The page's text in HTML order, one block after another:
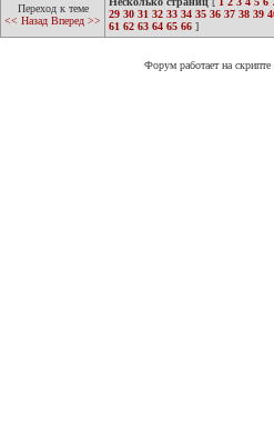
Переход к теме
<< Назад Вперед >>
29 30 31 32 33 34 35 36 37 38 39
61 62 63 64 65 66 ]
Форум работает на